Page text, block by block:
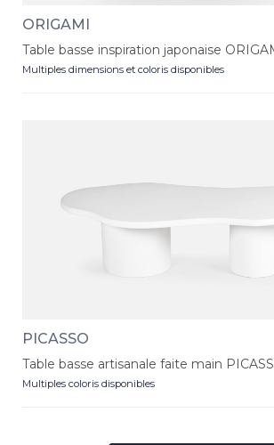
ORIGAMI
Table basse inspiration japonaise
Multiples dimensions et coloris disponibles
PICASSO
Table basse artisanale faite main
Multiples coloris disponibles